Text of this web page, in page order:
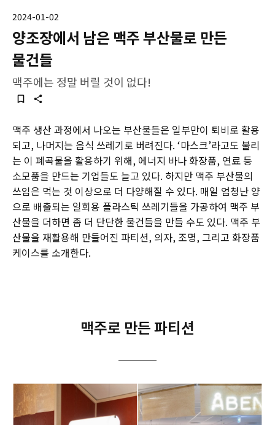
2024-01-02
양조장에서 남은 맥주 부산물로 만든
물건들
맥주에는 정말 버릴 것이 없다!
맥주 생산 과정에서 나오는 부산물들은 일부만이 퇴비로 활용
되고, 나머지는 음식 쓰레기로 버려진다. ‘마스크’라고도 불리
는 이 폐곡물을 활용하기 위해, 에너지 바나 화장품, 연료 등
소모품을 만드는 기업들도 늘고 있다. 하지만 맥주 부산물의
쓰임은 먹는 것 이상으로 더 다양해질 수 있다. 매일 엄청난 양
으로 배출되는 일회용 플라스틱 쓰레기들을 가공하여 맥주 부
산물을 더하면 좀 더 단단한 물건들을 만들 수도 있다. 맥주 부
산물을 재활용해 만들어진 파티션, 의자, 조명, 그리고 화장품
케이스를 소개한다.
맥주로 만든 파티션